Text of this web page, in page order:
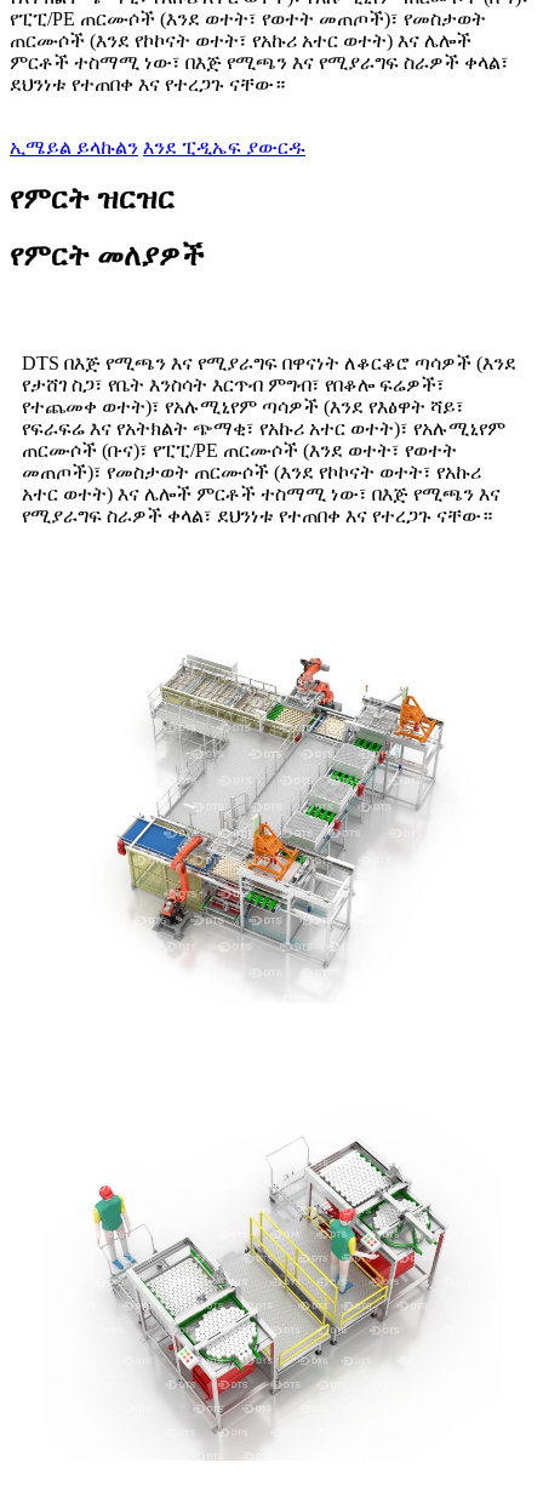
የፒፒ/PE ጠርሙሶች (እንደ ወተት፣ የወተት መጠጦች)፣ የመስታወት
ጠርሙሶች (እንደ የኮኮናት ወተት፣ የአኩሪ አተር ወተት) እና ሌሎች
ምርቶች ተስማሚ ነው፣ በእጅ የሚጫን እና የሚያራግፍ ስራዎች ቀላል፣
ደህንነቱ የተጠበቀ እና የተረጋጉ ናቸው።
ኢሜይል ይላኩልን እንደ ፒዲኤፍ ያውርዱ
የምርት ዝርዝር
የምርት መለያዎች
DTS በእጅ የሚጫን እና የሚያራግፍ በዋናነት ለቆርቆሮ ጣሳዎች (እንደ
የታሸገ ስጋ፣ የቤት እንስሳት እርጥብ ምግብ፣ የበቆሎ ፍሬዎች፣
የተጨመቀ ወተት)፣ የአሉሚኒየም ጣሳዎች (እንደ የእፅዋት ሻይ፣
የፍራፍሬ እና የአትክልት ጭማቂ፣ የአኩሪ አተር ወተት)፣ የአሉሚኒየም
ጠርሙሶች (ቡና)፣ የፒፒ/PE ጠርሙሶች (እንደ ወተት፣ የወተት
መጠጦች)፣ የመስታወት ጠርሙሶች (እንደ የኮኮናት ወተት፣ የአኩሪ
አተር ወተት) እና ሌሎች ምርቶች ተስማሚ ነው፣ በእጅ የሚጫን እና
የሚያራግፍ ስራዎች ቀላል፣ ደህንነቱ የተጠበቀ እና የተረጋጉ ናቸው።